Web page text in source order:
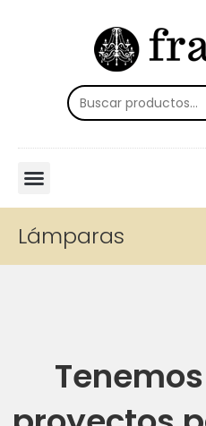
Lámparas